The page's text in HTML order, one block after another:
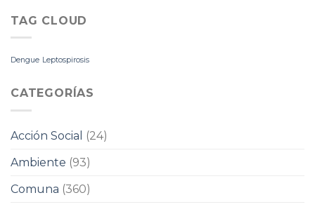
TAG CLOUD
Dengue Leptospirosis
CATEGORÍAS
Acción Social
(24)
Ambiente (93)
Comuna (360)